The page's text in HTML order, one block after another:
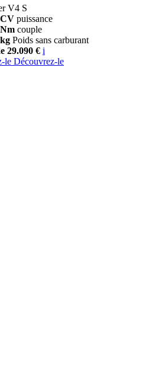
V4 S
puissance
couple
Poids sans carburant
29.090 € i
le Découvrez-le